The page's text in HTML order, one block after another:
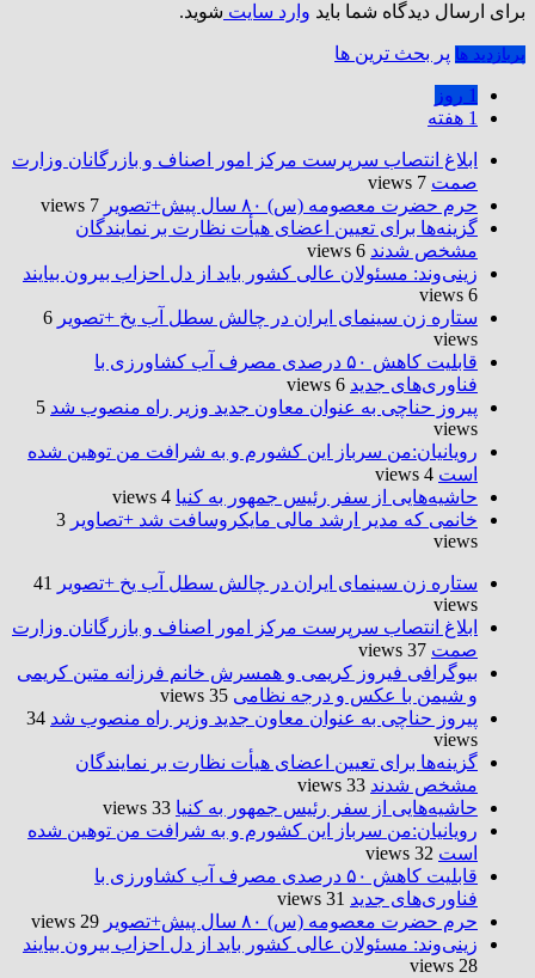
برای ارسال دیدگاه شما باید وارد سایت شوید.
پربازدید ها پر بحث ترین ها
1 روز
1 هفته
ابلاغ انتصاب سرپرست مرکز امور اصناف و بازرگانان وزارت
صمت 7 views
حرم حضرت‌ معصومه (س) ۸۰ سال پیش+تصویر
7 views
گزینه‌ها برای تعیین اعضای هیأت نظارت بر نمایندگان
مشخص شدند 6 views
زینی‌وند: مسئولان عالی کشور باید از دل احزاب بیرون بیایند
6 views
ستاره زن سینمای ایران در چالش سطل آب یخ +تصویر 6
views
قابلیت کاهش ۵۰ درصدی مصرف آب کشاورزی با
فناوری‌های جدید 6 views
پیروز حناچی به عنوان معاون جدید وزیر راه منصوب شد 5
views
رویانیان:من سرباز این کشورم و به شرافت من توهین شده
است 4 views
حاشیه‌هایی از سفر رئیس جمهور به کنیا 4 views
خانمی که مدیر ارشد مالی مایکروسافت شد +تصاویر 3
views
ستاره زن سینمای ایران در چالش سطل آب یخ +تصویر
41
views
ابلاغ انتصاب سرپرست مرکز امور اصناف و بازرگانان وزارت
صمت 37 views
بیوگرافی فیروز کریمی و همسرش خانم فرزانه متین کریمی
و شیمن با عکس و درجه نظامی 35 views
پیروز حناچی به عنوان معاون جدید وزیر راه منصوب شد 34
views
گزینه‌ها برای تعیین اعضای هیأت نظارت بر نمایندگان
مشخص شدند 33 views
حاشیه‌هایی از سفر رئیس جمهور به کنیا 33 views
رویانیان:من سرباز این کشورم و به شرافت من توهین شده
است 32 views
قابلیت کاهش ۵۰ درصدی مصرف آب کشاورزی با
فناوری‌های جدید 31 views
حرم حضرت‌ معصومه (س) ۸۰ سال پیش+تصویر
29 views
زینی‌وند: مسئولان عالی کشور باید از دل احزاب بیرون بیایند
28 views